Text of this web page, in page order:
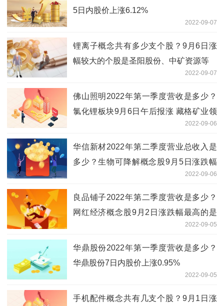
5日内股价上涨6.12%
2022-09-07
锂离子概念共有多少支个股？9月6日涨
幅较大的个股是圣阳股份、中矿资源等
2022-09-07
佛山照明2022年第一季度营收是多少？
氯化锂板块9月6日午后报涨 藏格矿业领
2022-09-06
华信新材2022年第二季度营业总收入是
多少？生物可降解概念股9月5日涨跌幅
2022-09-06
良品铺子2022年第二季度营收是多少？
网红经济概念股9月2日涨跌幅最高的是
2022-09-05
华鼎股份2022年第一季度营收是多少？
华鼎股份7日内股价上涨0.95%
2022-09-05
手机配件概念共有几支个股？9月1日涨